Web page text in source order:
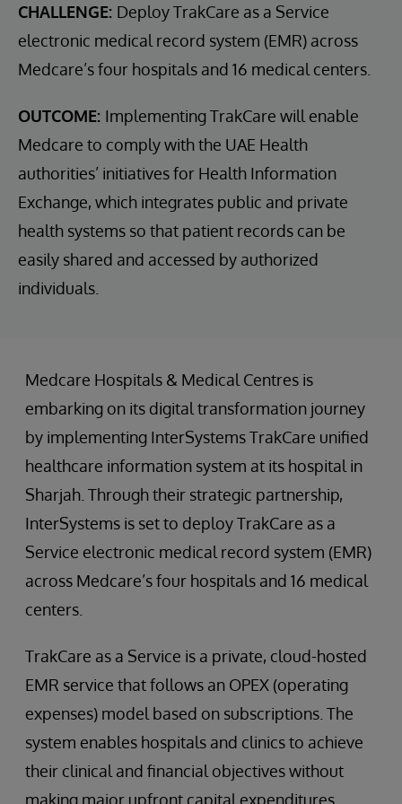
CHALLENGE: Deploy TrakCare as a Service
electronic medical record system (EMR) across
Medcare’s four hospitals and 16 medical centers.
OUTCOME: Implementing TrakCare will enable
Medcare to comply with the UAE Health
authorities’ initiatives for Health Information
Exchange, which integrates public and private
health systems so that patient records can be
easily shared and accessed by authorized
individuals.
Medcare Hospitals & Medical Centres is
embarking on its digital transformation journey
by implementing InterSystems TrakCare unified
healthcare information system at its hospital in
Sharjah. Through their strategic partnership,
InterSystems is set to deploy TrakCare as a
Service electronic medical record system (EMR)
across Medcare’s four hospitals and 16 medical
centers.
TrakCare as a Service is a private, cloud-hosted
EMR service that follows an OPEX (operating
expenses) model based on subscriptions. The
system enables hospitals and clinics to achieve
their clinical and financial objectives without
making major upfront capital expenditures.